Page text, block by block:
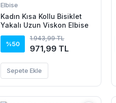
Elbise
Kadın Kısa Kollu Bisiklet
Yakalı Uzun Viskon Elbise
%50
1.943,99 TL
971,99 TL
Sepete Ekle